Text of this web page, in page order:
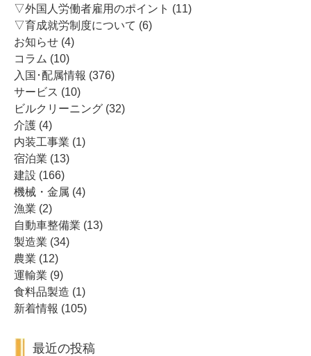
シ
ョ
ン
▽外国人労働者雇用のポイント (11)
▽育成就労制度について (6)
お知らせ (4)
コラム (10)
入国･配属情報 (376)
サービス (10)
ビルクリーニング (32)
介護 (4)
内装工事業 (1)
宿泊業 (13)
建設 (166)
機械・金属 (4)
漁業 (2)
自動車整備業 (13)
製造業 (34)
農業 (12)
運輸業 (9)
食料品製造 (1)
新着情報 (105)
最近の投稿